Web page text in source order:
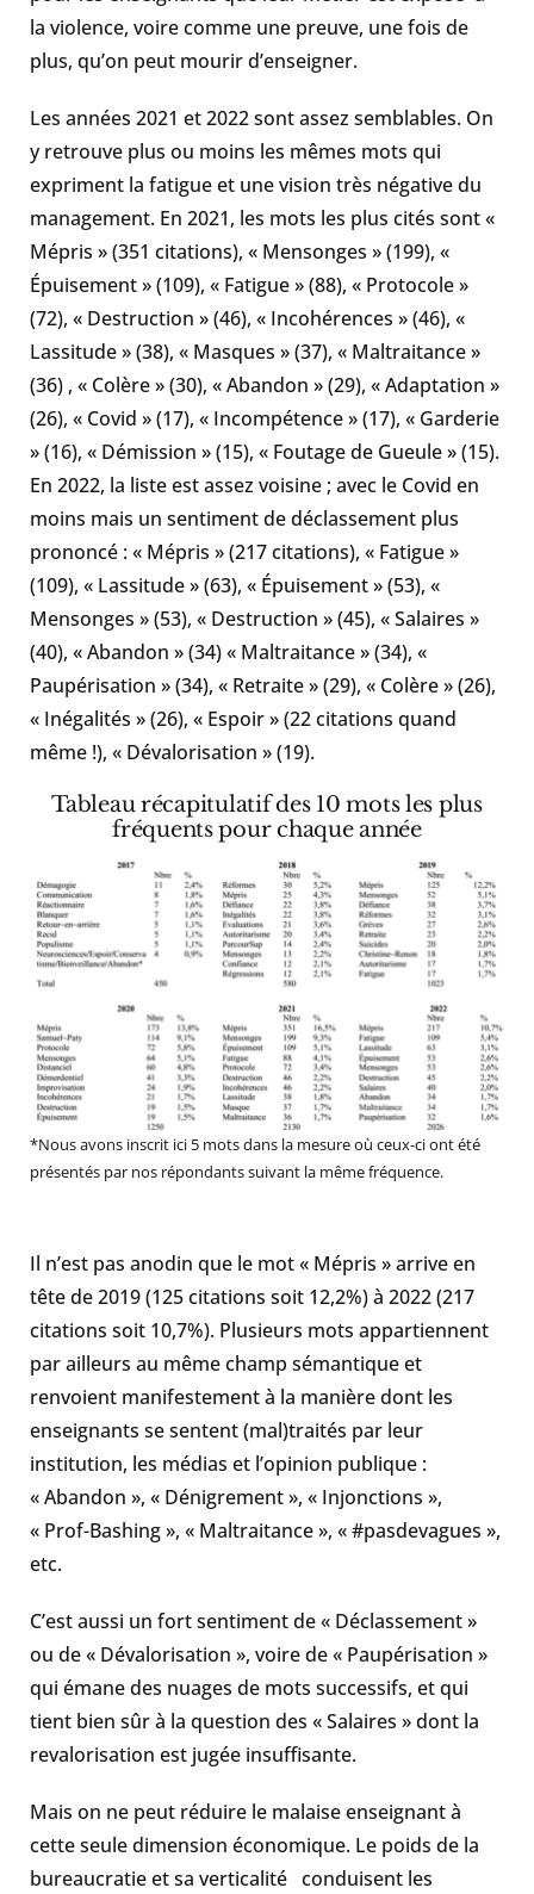
la violence, voire comme une preuve, une fois de
plus, qu’on peut mourir d’enseigner.
Les années 2021 et 2022 sont assez semblables. On
y retrouve plus ou moins les mêmes mots qui
expriment la fatigue et une vision très négative du
management. En 2021, les mots les plus cités sont «
Mépris » (351 citations), « Mensonges » (199), «
Épuisement » (109), « Fatigue » (88), « Protocole »
(72), « Destruction » (46), « Incohérences » (46), «
Lassitude » (38), « Masques » (37), « Maltraitance »
(36) , « Colère » (30), « Abandon » (29), « Adaptation »
(26), « Covid » (17), « Incompétence » (17), « Garderie
» (16), « Démission » (15), « Foutage de Gueule » (15).
En 2022, la liste est assez voisine ; avec le Covid en
moins mais un sentiment de déclassement plus
prononcé : « Mépris » (217 citations), « Fatigue »
(109), « Lassitude » (63), « Épuisement » (53), «
Mensonges » (53), « Destruction » (45), « Salaires »
(40), « Abandon » (34) « Maltraitance » (34), «
Paupérisation » (34), « Retraite » (29), « Colère » (26),
« Inégalités » (26), « Espoir » (22 citations quand
même !), « Dévalorisation » (19).
Tableau récapitulatif des 10 mots les plus
fréquents pour chaque année
*Nous avons inscrit ici 5 mots dans la mesure où ceux-ci ont été
présentés par nos répondants suivant la même fréquence.
Il n’est pas anodin que le mot « Mépris » arrive en
tête de 2019 (125 citations soit 12,2%) à 2022 (217
citations soit 10,7%). Plusieurs mots appartiennent
par ailleurs au même champ sémantique et
renvoient manifestement à la manière dont les
enseignants se sentent (mal)traités par leur
institution, les médias et l’opinion publique :
« Abandon », « Dénigrement », « Injonctions »,
« Prof-Bashing », « Maltraitance », « #pasdevagues »,
etc.
C’est aussi un fort sentiment de « Déclassement »
ou de « Dévalorisation », voire de « Paupérisation »
qui émane des nuages de mots successifs, et qui
tient bien sûr à la question des « Salaires » dont la
revalorisation est jugée insuffisante.
Mais on ne peut réduire le malaise enseignant à
cette seule dimension économique. Le poids de la
bureaucratie et sa verticalité conduisent les